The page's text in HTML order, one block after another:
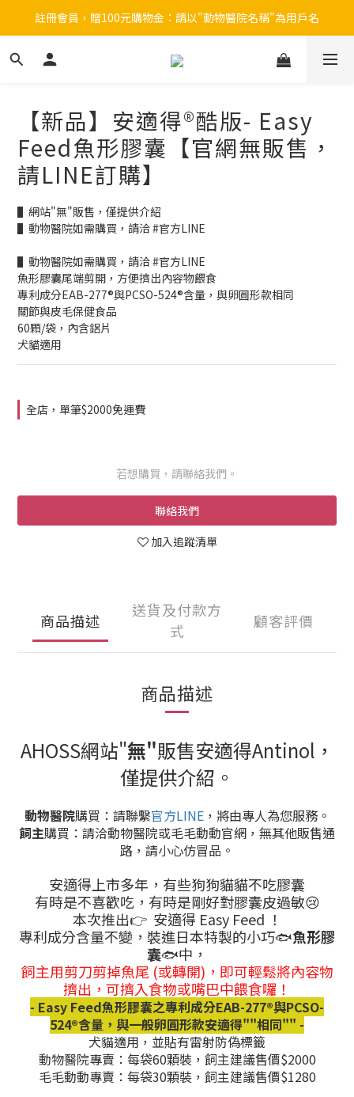
註冊會員，贈100元購物金：請以"動物醫院名稱"為用戶名
註冊會員，贈100元購物金：請以"動物醫院名稱"為用戶名
KRUUSE餵藥器  6+1 優惠中
註冊會員，贈100元購物金：請以"動物醫院名稱"為用戶名
【新品】安適得®酷版- Easy
Feed魚形膠囊【官網無販售，
請LINE訂購】
▌網站"無"販售，僅提供介紹
▌動物醫院如需購買，請洽 #官方LINE
▌動物醫院如需購買，請洽 #官方LINE
魚形膠囊尾端剪開，方便擠出內容物餵食
專利成分EAB-277®與PCSO-524®含量，與卵圓形款相同
關節與皮毛保健食品
60顆/袋，內含鋁片
犬貓適用
全店，單筆$2000免運費
若想購買，請聯絡我們。
聯絡我們
加入追蹤清單
商品描述
送貨及付款方
式
顧客評價
商品描述
AHOSS網站"無"販售安適得Antinol，
僅提供介紹。
動物醫院購買：請聯繫官方LINE，將由專人為您服務。
飼主購買：請洽動物醫院或毛毛動動官網，無其他販售通
路，請小心仿冒品。
安適得上市多年， 有些狗狗貓貓不吃膠囊
有時是不喜歡吃，有時是剛好對膠囊皮過敏😢
本次推出👉️ 安適得 Easy Feed ！
專利成分含量不變，裝進日本特製的小巧🐟️魚形膠
囊🐟️中，
飼主用剪刀剪掉魚尾 (或轉開)，即可輕鬆將內容物
擠出，可擠入食物或嘴巴中餵食囉！
- Easy Feed魚形膠囊之專利成分EAB-277®與PCSO-
524®含量，與一般卵圓形款安適得""相同"" -
犬貓適用，並貼有雷射防偽標籤
動物醫院專賣：每袋60顆裝，飼主建議售價$2000
毛毛動動專賣：每袋30顆裝，飼主建議售價$1280